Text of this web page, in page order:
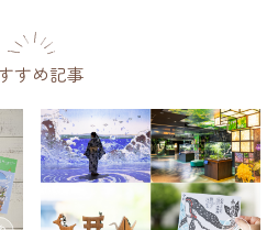
すめ記事